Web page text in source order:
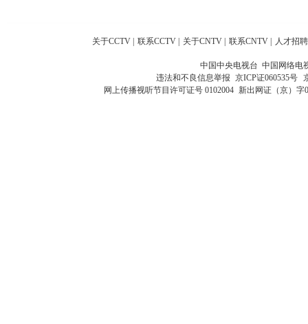
关于CCTV 联系CCTV 关于CNTV 联系CNTV 人才招聘
中国中央电视台 中国网络电
违法和不良信息举报 京ICP证060535号
网上传播视听节目许可证号 0102004 新出网证（京）